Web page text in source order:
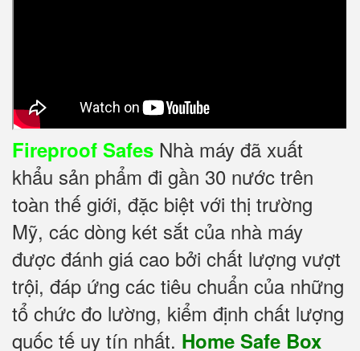
Fireproof Safes Nhà máy đã xuất
khẩu sản phẩm đi gần 30 nước trên
toàn thế giới, đặc biệt với thị trường
Mỹ, các dòng két sắt của nhà máy
được đánh giá cao bởi chất lượng vượt
trội, đáp ứng các tiêu chuẩn của những
tổ chức đo lường, kiểm định chất lượng
quốc tế uy tín nhất. Home Safe Box